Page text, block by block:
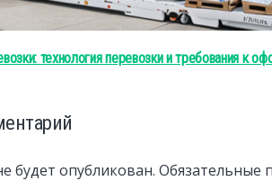
технология перевозки и требования к
будет опубликован. Обязательные